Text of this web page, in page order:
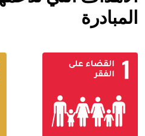
المبادرة